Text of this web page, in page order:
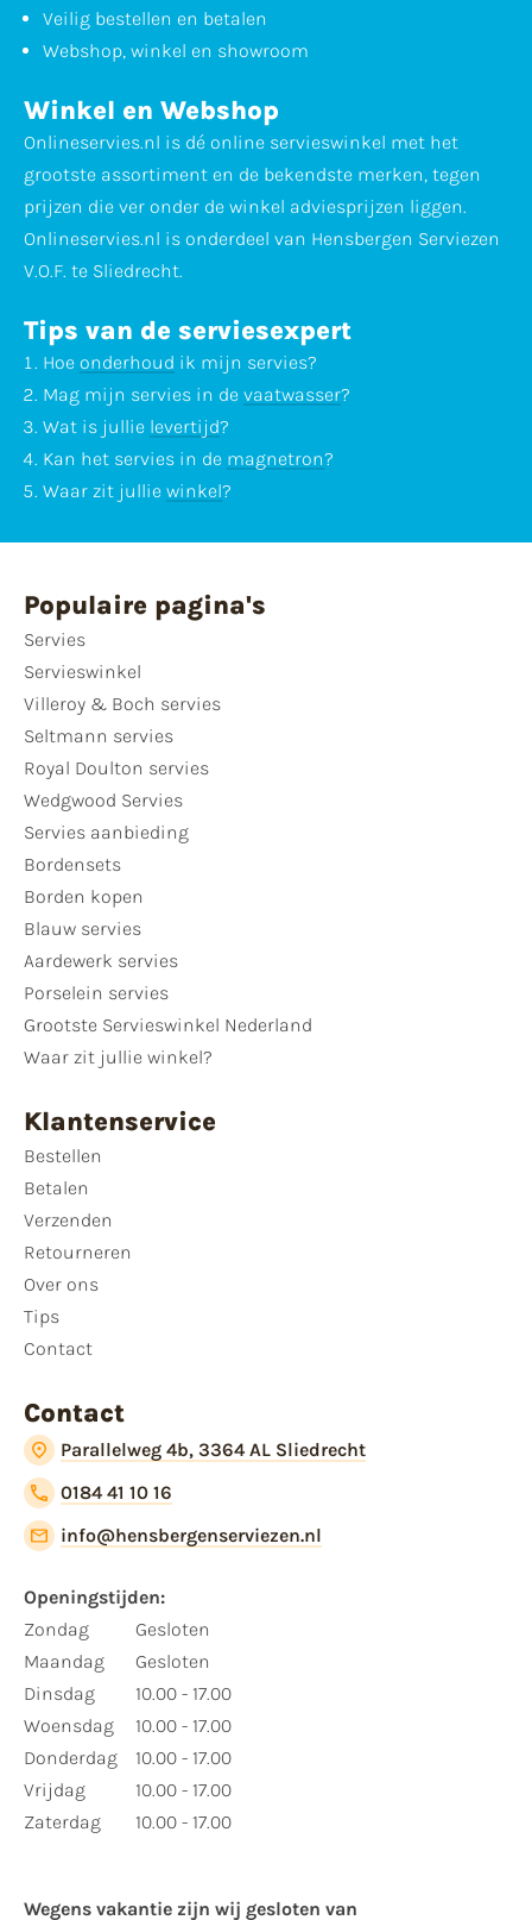
Veilig bestellen en betalen
Webshop, winkel en showroom
Winkel en Webshop
Onlineservies.nl is dé online servieswinkel met het
grootste assortiment en de bekendste merken, tegen
prijzen die ver onder de winkel adviesprijzen liggen.
Onlineservies.nl is onderdeel van Hensbergen Serviezen
V.O.F. te Sliedrecht.
Tips van de serviesexpert
Hoe onderhoud ik mijn servies?
Mag mijn servies in de vaatwasser?
Wat is jullie levertijd?
Kan het servies in de magnetron?
Waar zit jullie winkel?
Populaire pagina's
Servies
Servieswinkel
Villeroy & Boch servies
Seltmann servies
Royal Doulton servies
Wedgwood Servies
Servies aanbieding
Bordensets
Borden kopen
Blauw servies
Aardewerk servies
Porselein servies
Grootste Servieswinkel Nederland
Waar zit jullie winkel?
Klantenservice
Bestellen
Betalen
Verzenden
Retourneren
Over ons
Tips
Contact
Contact
Parallelweg 4b, 3364 AL Sliedrecht
0184 41 10 16
info@hensbergenserviezen.nl
Openingstijden:
Zondag
Maandag
Dinsdag
Woensdag
Donderdag
Vrijdag
Zaterdag
Gesloten
Gesloten
10.00 - 17.00
10.00 - 17.00
10.00 - 17.00
10.00 - 17.00
10.00 - 17.00
Wegens vakantie zijn wij gesloten van ​